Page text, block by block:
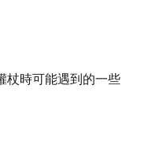
杖時可能遇到的一些